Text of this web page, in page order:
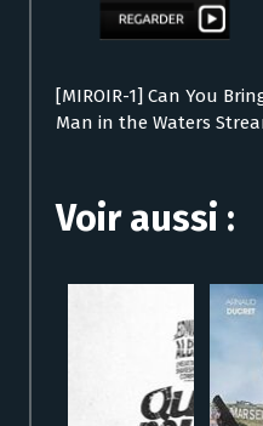
[MIROIR-1] Can You
Man in the Waters
Voir aussi :